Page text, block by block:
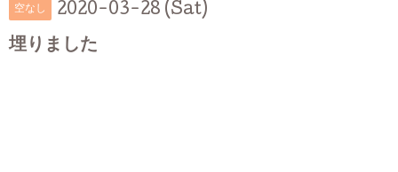
空なし 2020-03-28 (Sat)
埋りました